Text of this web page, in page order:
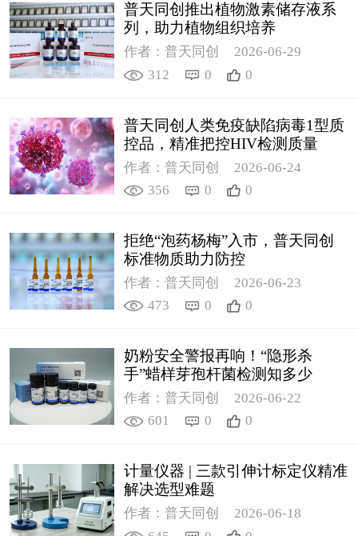
普天同创推出植物激素储存液系
列，助力植物组织培养
作者：普天同创
2026-06-29
312
0 0
普天同创人类免疫缺陷病毒1型质
控品，精准把控HIV检测质量
作者：普天同创
2026-06-24
356
0 0
拒绝“泡药杨梅”入市，普天同创
标准物质助力防控
作者：普天同创
2026-06-23
473
0 0
奶粉安全警报再响！“隐形杀
手”蜡样芽孢杆菌检测知多少
作者：普天同创
2026-06-22
601
0 0
计量仪器 | 三款引伸计标定仪精准
解决选型难题
作者：普天同创
2026-06-18